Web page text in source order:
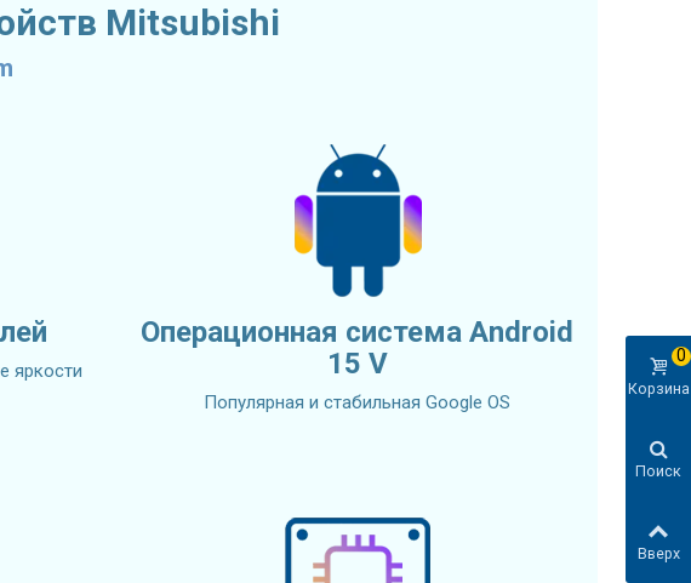
Mitsubishi
яркости
Операционная система Android
15 V
Популярная и стабильная Google OS
Корзина
0
Поиск
Вверх